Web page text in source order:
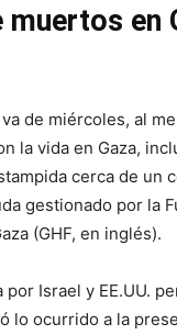
muertos en
de miércoles, al
la vida en Gaza,
cerca de un
gestionado por la
(GHF, en inglés).
por Israel y EE.UU.
lo ocurrido a la